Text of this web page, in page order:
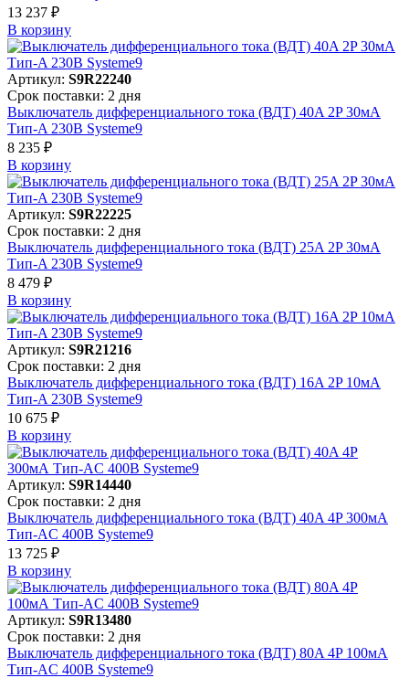
13 237 ₽
В корзинy
Артикул: S9R22240
Срок поставки: 2 дня
Выключатель дифференциального тока (ВДТ) 40A 2P 30мА
Тип-A 230В Systeme9
8 235 ₽
В корзинy
Артикул: S9R22225
Срок поставки: 2 дня
Выключатель дифференциального тока (ВДТ) 25A 2P 30мА
Тип-A 230В Systeme9
8 479 ₽
В корзинy
Артикул: S9R21216
Срок поставки: 2 дня
Выключатель дифференциального тока (ВДТ) 16A 2P 10мА
Тип-A 230В Systeme9
10 675 ₽
В корзинy
Артикул: S9R14440
Срок поставки: 2 дня
Выключатель дифференциального тока (ВДТ) 40A 4P 300мА
Тип-AC 400В Systeme9
13 725 ₽
В корзинy
Артикул: S9R13480
Срок поставки: 2 дня
Выключатель дифференциального тока (ВДТ) 80A 4P 100мА
Тип-AC 400В Systeme9